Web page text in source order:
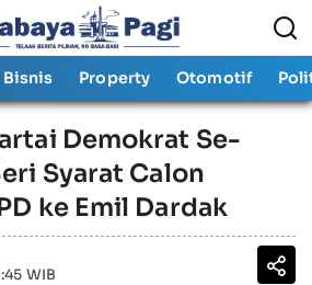
Bisnis Property Otomotif
Demokrat Se-
Syarat Calon
ke Emil Dardak
WIB